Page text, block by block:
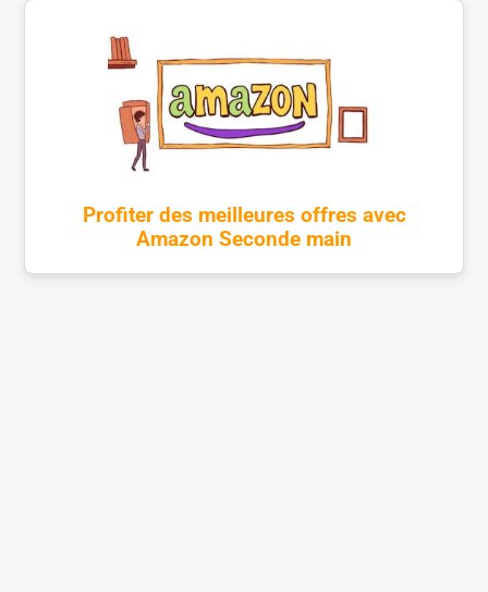
Profiter des meilleures offres avec
Amazon Seconde main